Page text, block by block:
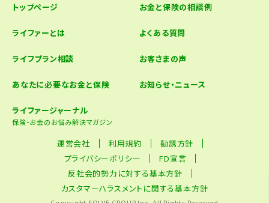
トップページ
ライファーとは
ライフプラン相談
あなたに必要なお金と保険
お金と保険の相談例
よくある質問
お客さまの声
お知らせ・ニュース
ライファージャーナル
保険・お金のお悩み解決マガジン
運営会社 利用規約
勧誘方針
プライバシーポリシー
FD宣言
反社会的勢力に対する基本方針
カスタマーハラスメントに関する基本方針